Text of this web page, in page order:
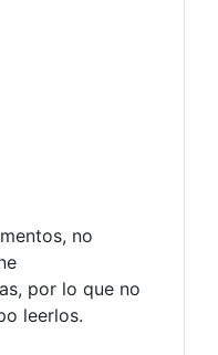
no
por lo que no
leerlos.